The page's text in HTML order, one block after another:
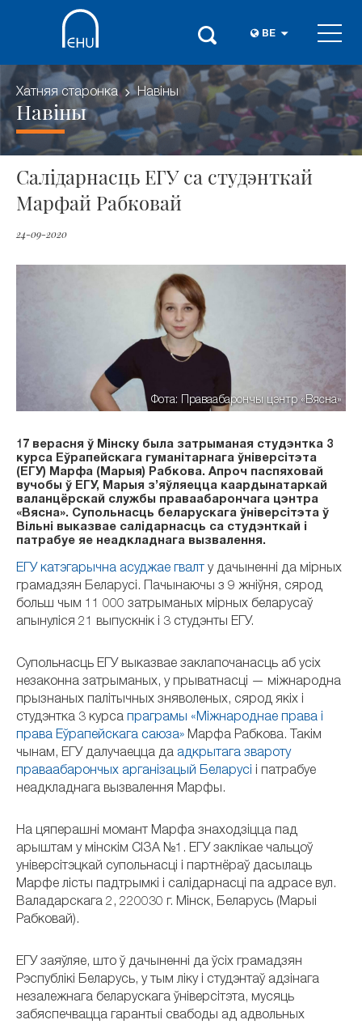
BE
Хатняя старонка Навіны
Навіны
Салідарнасць ЕГУ са студэнткай
Марфай Рабковай
24-09-2020
Фота: Праваабарончы цэнтр «Вясна»
17 верасня ў Мінску была затрыманая студэнтка 3
курса Еўрапейскага гуманітарнага ўніверсітэта
(ЕГУ) Марфа (Марыя) Рабкова. Апроч паспяховай
вучобы ў ЕГУ, Марыя з’яўляецца каардынатаркай
валанцёрскай службы праваабарончага цэнтра
«Вясна». Супольнасць беларускага ўніверсітэта ў
Вільні выказвае салідарнасць са студэнткай і
патрабуе яе неадкладнага вызвалення.
ЕГУ катэгарычна асуджае гвалт у дачыненні да мірных
грамадзян Беларусі. Пачынаючы з 9 жніўня, сярод
больш чым 11 000 затрыманых мірных беларусаў
апынуліся 21 выпускнік і 3 студэнты ЕГУ.
Супольнасць ЕГУ выказвае заклапочанасць аб усіх
незаконна затрыманых, у прыватнасці — міжнародна
прызнаных палітычных зняволеных, сярод якіх і
студэнтка 3 курса праграмы «Міжнароднае права і
права Еўрапейскага саюза» Марфа Рабкова. Такім
чынам, ЕГУ далучаецца да адкрытага звароту
праваабарончых арганізацый Беларусі і патрабуе
неадкладнага вызвалення Марфы.
На цяперашні момант Марфа знаходзіцца пад
арыштам у мінскім СІЗА №1. ЕГУ заклікае чальцоў
універсітэцкай супольнасці і партнёраў дасылаць
Марфе лісты падтрымкі і салідарнасці па адрасе вул.
Валадарскага 2, 220030 г. Мінск, Беларусь (Марыі
Рабковай).
ЕГУ заяўляе, што ў дачыненні да ўсіх грамадзян
Рэспублікі Беларусь, у тым ліку і студэнтаў адзінага
незалежнага беларускага ўніверсітэта, мусяць
забяспечвацца гарантыі свабоды ад адвольных